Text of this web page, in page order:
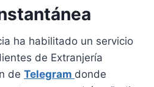
ha habilitado un servicio
de Extranjería
de Telegram donde